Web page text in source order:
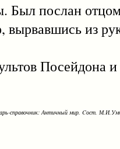
послан
из
Посейдона
справочник: Античный мир. Cост.